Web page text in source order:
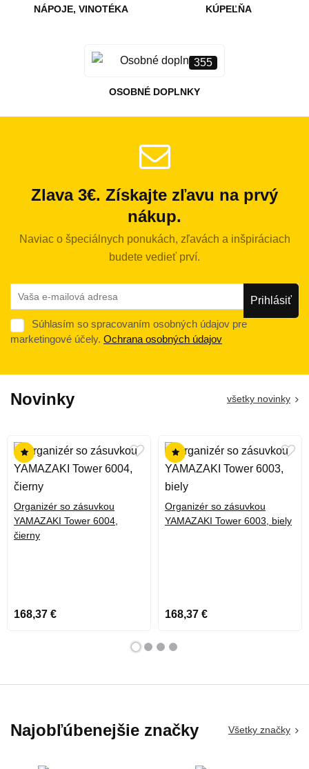
NÁPOJE, VINOTÉKA KÚPEĽŇA
355
OSOBNÉ DOPLNKY
Zlava 3€. Získajte zľavu na prvý
nákup.
Naviac o špeciálnych ponukách, zľavách a inšpiráciach
budete vedieť prví.
Súhlasím so spracovaním osobných údajov pre
marketingové účely. Ochrana osobných údajov
Novinky všetky novinky
Organizér so zásuvkou
YAMAZAKI Tower 6004,
čierny
168,37 €
Organizér so zásuvkou
YAMAZAKI Tower 6003, biely
168,37 €
Najobľúbenejšie značky Všetky značky